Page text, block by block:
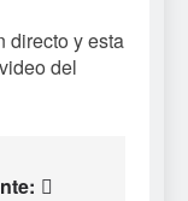
directo y esta
del